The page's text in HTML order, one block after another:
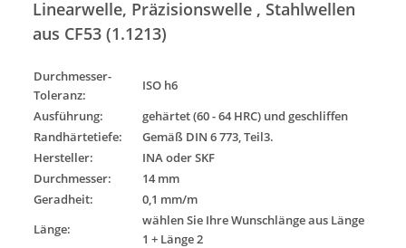
Linearwelle, Präzisionswelle , Stahlwellen
aus CF53 (1.1213)
Durchmesser-
Toleranz:
ISO h6
Ausführung:
gehärtet (60 - 64 HRC) und geschliffen
Randhärtetiefe:
Gemäß DIN 6 773, Teil3.
Hersteller:
INA oder SKF
Durchmesser:
14 mm
Geradheit:
0,1 mm/m
Länge:
wählen Sie Ihre Wunschlänge aus Länge
1 + Länge 2